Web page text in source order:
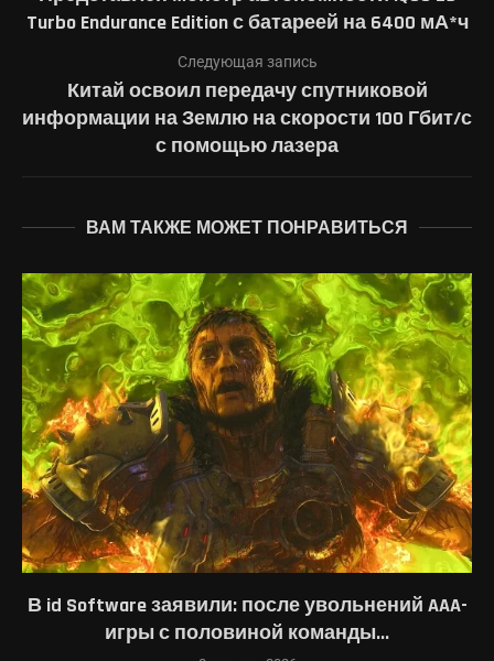
Turbo Endurance Edition с батареей на 6400 мА*ч
Следующая запись
Китай освоил передачу спутниковой
информации на Землю на скорости 100 Гбит/с
с помощью лазера
ВАМ ТАКЖЕ МОЖЕТ ПОНРАВИТЬСЯ
В id Software заявили: после увольнений AAA-
игры с половиной команды...